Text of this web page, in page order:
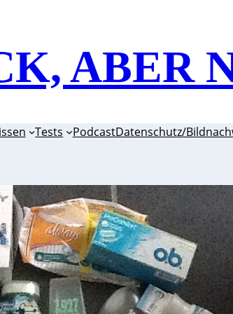
ABER
Tests PodcastDatenschutz/